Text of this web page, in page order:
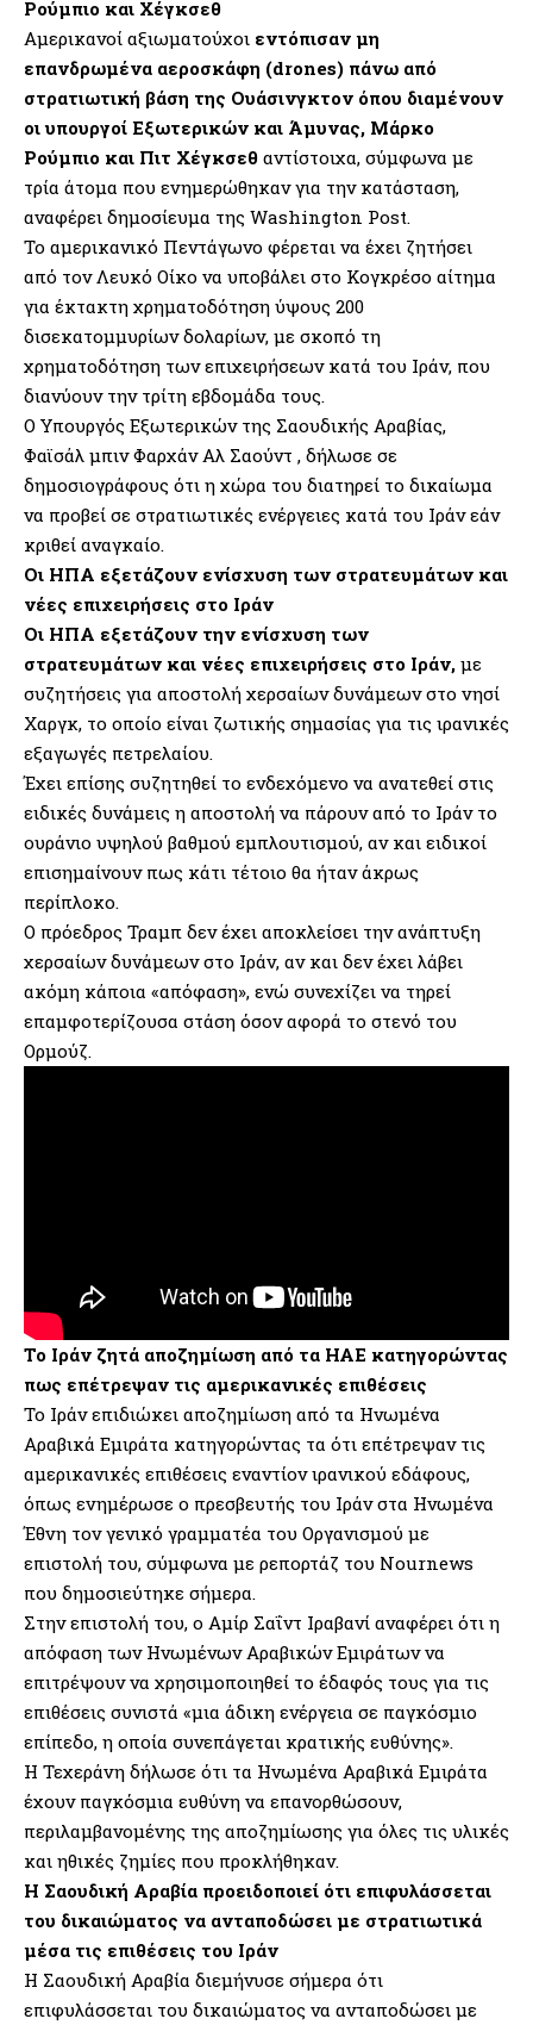
Ρούμπιο και Χέγκσεθ
Αμερικανοί αξιωματούχοι εντόπισαν μη
επανδρωμένα αεροσκάφη (drones) πάνω από
στρατιωτική βάση της Ουάσινγκτον όπου διαμένουν
οι υπουργοί Εξωτερικών και Άμυνας, Μάρκο
Ρούμπιο και Πιτ Χέγκσεθ αντίστοιχα, σύμφωνα με
τρία άτομα που ενημερώθηκαν για την κατάσταση,
αναφέρει δημοσίευμα της Washington Post.
Το αμερικανικό Πεντάγωνο φέρεται να έχει ζητήσει
από τον Λευκό Οίκο να υποβάλει στο Κογκρέσο αίτημα
για έκτακτη χρηματοδότηση ύψους 200
δισεκατομμυρίων δολαρίων, με σκοπό τη
χρηματοδότηση των επιχειρήσεων κατά του Ιράν, που
διανύουν την τρίτη εβδομάδα τους.
Ο Υπουργός Εξωτερικών της Σαουδικής Αραβίας,
Φαϊσάλ μπιν Φαρχάν Αλ Σαούντ , δήλωσε σε
δημοσιογράφους ότι η χώρα του διατηρεί το δικαίωμα
να προβεί σε στρατιωτικές ενέργειες κατά του Ιράν εάν
κριθεί αναγκαίο.
Οι ΗΠΑ εξετάζουν ενίσχυση των στρατευμάτων και
νέες επιχειρήσεις στο Ιράν
Οι ΗΠΑ εξετάζουν την ενίσχυση των
στρατευμάτων και νέες επιχειρήσεις στο Ιράν, με
συζητήσεις για αποστολή χερσαίων δυνάμεων στο νησί
Χαργκ, το οποίο είναι ζωτικής σημασίας για τις ιρανικές
εξαγωγές πετρελαίου.
Έχει επίσης συζητηθεί το ενδεχόμενο να ανατεθεί στις
ειδικές δυνάμεις η αποστολή να πάρουν από το Ιράν το
ουράνιο υψηλού βαθμού εμπλουτισμού, αν και ειδικοί
επισημαίνουν πως κάτι τέτοιο θα ήταν άκρως
περίπλοκο.
Ο πρόεδρος Τραμπ δεν έχει αποκλείσει την ανάπτυξη
χερσαίων δυνάμεων στο Ιράν, αν και δεν έχει λάβει
ακόμη κάποια «απόφαση», ενώ συνεχίζει να τηρεί
επαμφοτερίζουσα στάση όσον αφορά το στενό του
Ορμούζ.
Το Ιράν ζητά αποζημίωση από τα ΗΑΕ κατηγορώντας
πως επέτρεψαν τις αμερικανικές επιθέσεις
Το Ιράν επιδιώκει αποζημίωση από τα Ηνωμένα
Αραβικά Εμιράτα κατηγορώντας τα ότι επέτρεψαν τις
αμερικανικές επιθέσεις εναντίον ιρανικού εδάφους,
όπως ενημέρωσε ο πρεσβευτής του Ιράν στα Ηνωμένα
Έθνη τον γενικό γραμματέα του Οργανισμού με
επιστολή του, σύμφωνα με ρεπορτάζ του Nournews
που δημοσιεύτηκε σήμερα.
Στην επιστολή του, ο Αμίρ Σαΐντ Ιραβανί αναφέρει ότι η
απόφαση των Ηνωμένων Αραβικών Εμιράτων να
επιτρέψουν να χρησιμοποιηθεί το έδαφός τους για τις
επιθέσεις συνιστά «μια άδικη ενέργεια σε παγκόσμιο
επίπεδο, η οποία συνεπάγεται κρατικής ευθύνης».
Η Τεχεράνη δήλωσε ότι τα Ηνωμένα Αραβικά Εμιράτα
έχουν παγκόσμια ευθύνη να επανορθώσουν,
περιλαμβανομένης της αποζημίωσης για όλες τις υλικές
και ηθικές ζημίες που προκλήθηκαν.
Η Σαουδική Αραβία προειδοποιεί ότι επιφυλάσσεται
του δικαιώματος να ανταποδώσει με στρατιωτικά
μέσα τις επιθέσεις του Ιράν
Η Σαουδική Αραβία διεμήνυσε σήμερα ότι
επιφυλάσσεται του δικαιώματος να ανταποδώσει με